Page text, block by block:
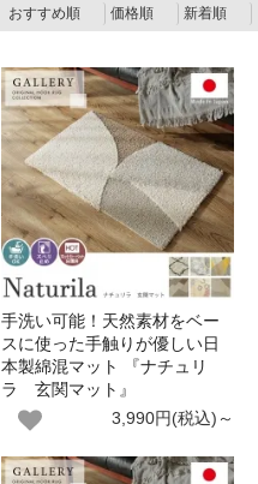
おすすめ順 価格順 新着順
手洗い可能！天然素材をベー
スに使った手触りが優しい日
本製綿混マット 『ナチュリ
ラ 玄関マット』
3,990円(税込)～